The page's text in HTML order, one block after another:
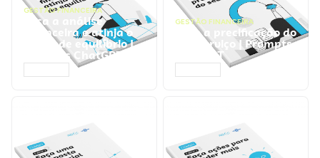
GESTÃO FINANCEIRA
Faça a análise
financeira e atinja o
ponto de equilíbrio |
Prompts ChatGPT
GESTÃO FINANCEIRA
Faça a precificação do
seu serviço | Prompts
ChatGPT